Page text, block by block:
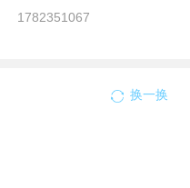
1782351067
换一换